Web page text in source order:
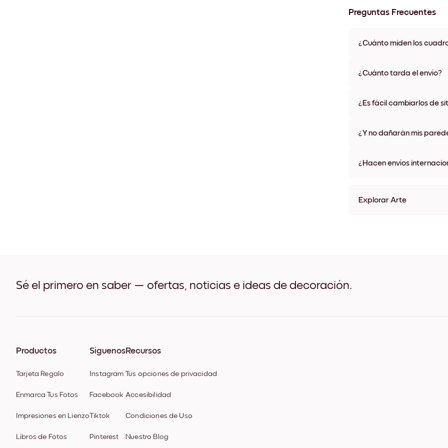
Preguntas Frecuentes
¿Cuánto miden los
materiales y colores de
¿Cuánto tarda el envío?
algunos países. Te
¿Es fácil cambiarlos de
¿Y no dañarán mis
¿Hacen envíos
Explorar Arte
Sé el primero en saber — ofertas, noticias e ideas de decoración.
Productos
Tarjeta Regalo
Enmarca Tus Fotos
Impresiones en Lienzo
Libros de Fotos
Síguenos
Instagram
Facebook
Tiktok
Pinterest
Recursos
Tus opciones de privacidad
Accesibilidad
Condiciones de Uso
Nuestro Blog